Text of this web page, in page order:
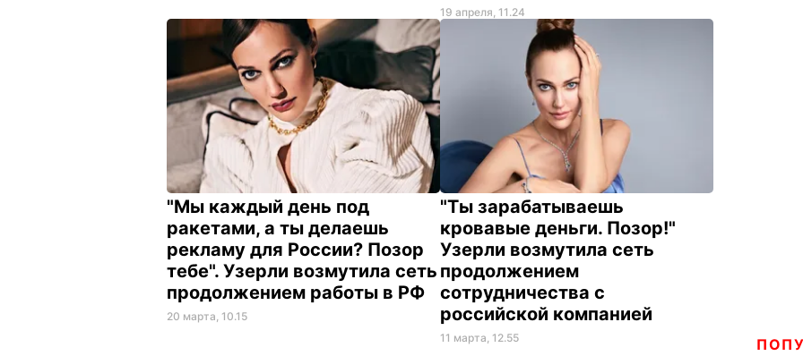
19 апреля, 11.24
"Мы каждый день под
ракетами, а ты делаешь
рекламу для России? Позор
тебе". Узерли возмутила сеть
продолжением работы в РФ
20 марта, 10.15
"Ты зарабатываешь
кровавые деньги. Позор!"
Узерли возмутила сеть
продолжением
сотрудничества с
российской компанией
11 марта, 12.55